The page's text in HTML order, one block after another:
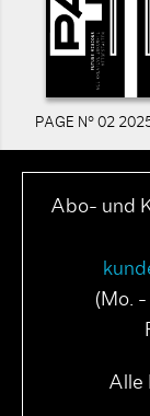
PAGE N° 02
Abo- und
(Mo.
Alle